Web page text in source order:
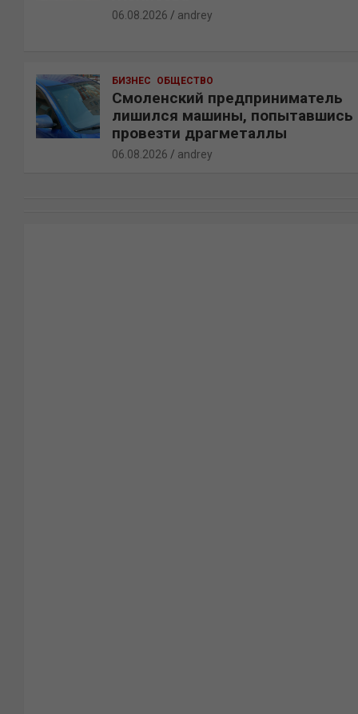
06.08.2026 andrey
БИЗНЕС ОБЩЕСТВО
Смоленский предприниматель
лишился машины, попытавшись
провезти драгметаллы
06.08.2026 andrey